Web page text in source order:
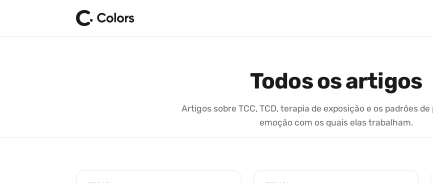
Todos os artigos
Artigos sobre TCC, TCD, terapia de exposição e os padrões
emoção com os quais elas trabalham.